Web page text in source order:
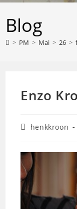
Blog
> PM > Mai > 26 >
Enzo
Auteur/autrice
publication :
henkkroon